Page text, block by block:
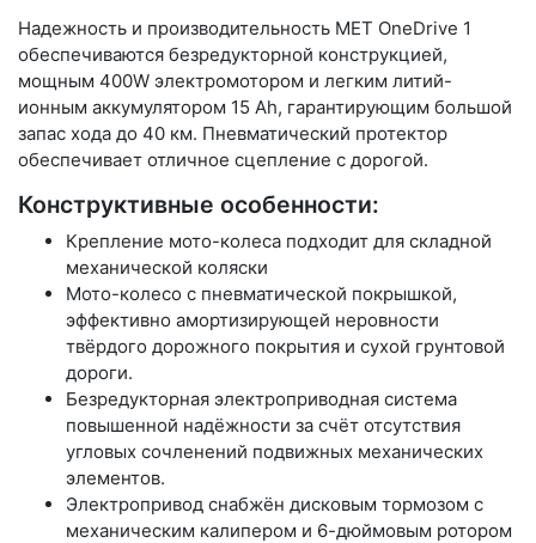
Надежность и производительность MET OneDrive 1
обеспечиваются безредукторной конструкцией,
мощным 400W электромотором и легким литий-
ионным аккумулятором 15 Ah, гарантирующим большой
запас хода до 40 км. Пневматический протектор
обеспечивает отличное сцепление с дорогой.
Конструктивные особенности:
Крепление мото-колеса подходит для складной
механической коляски
Мото-колесо с пневматической покрышкой,
эффективно амортизирующей неровности
твёрдого дорожного покрытия и сухой грунтовой
дороги.
Безредукторная электроприводная система
повышенной надёжности за счёт отсутствия
угловых сочленений подвижных механических
элементов.
Электропривод снабжён дисковым тормозом с
механическим калипером и 6-дюймовым ротором